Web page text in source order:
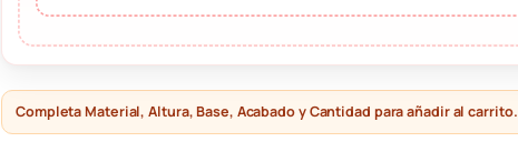
Completa Material, Altura, Base, Acabado y Cantidad para añadir al carrito.